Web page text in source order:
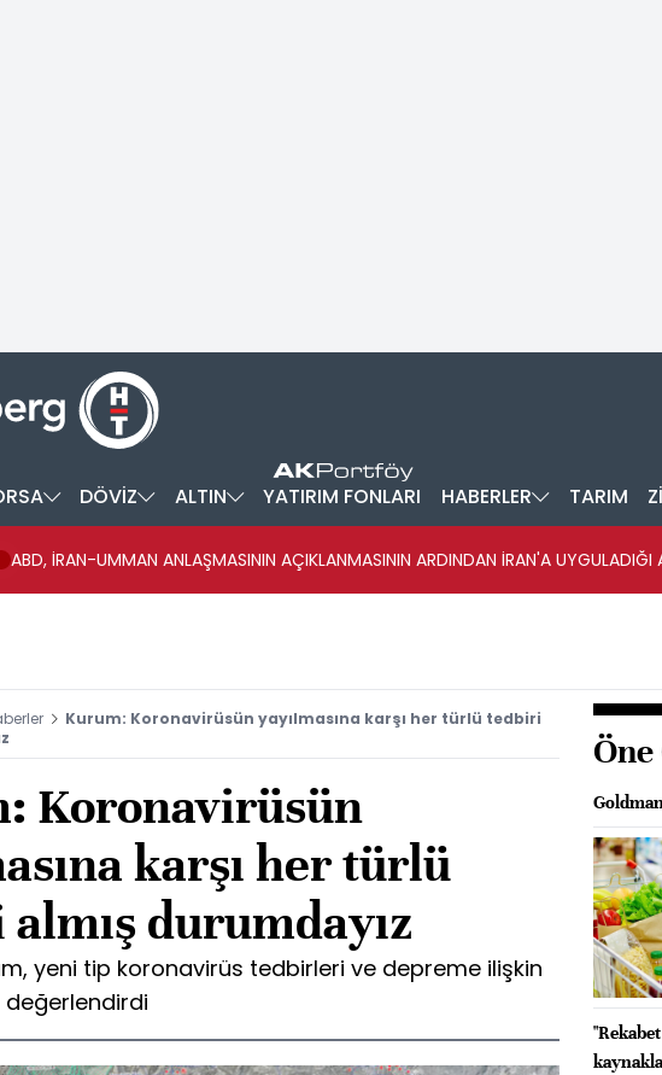
DÖVİZ ALTIN YATIRIM FONLARI HABERLER TARIM
ABD, İRAN-UMMAN ANLAŞMASININ AÇIKLANMASININ ARDINDAN İRAN'A UYGULADIĞI
Kurum: Koronavirüsün yayılmasına karşı her türlü tedbiri
Koronavirüsün
karşı her türlü
durumdayız
yeni tip koronavirüs tedbirleri ve depreme ilişkin
değerlendirdi